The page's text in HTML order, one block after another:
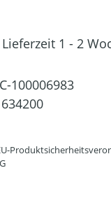
1 - 2
100006983
634200